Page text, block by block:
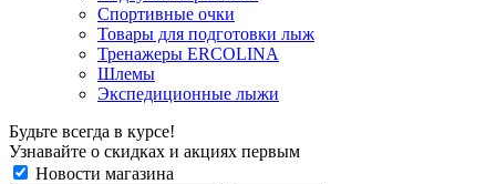
Спортивные очки
Товары для подготовки лыж
Тренажеры ERCOLINA
Шлемы
Экспедиционные лыжи
Будьте всегда в курсе!
Узнавайте о скидках и акциях первым
Новости магазина